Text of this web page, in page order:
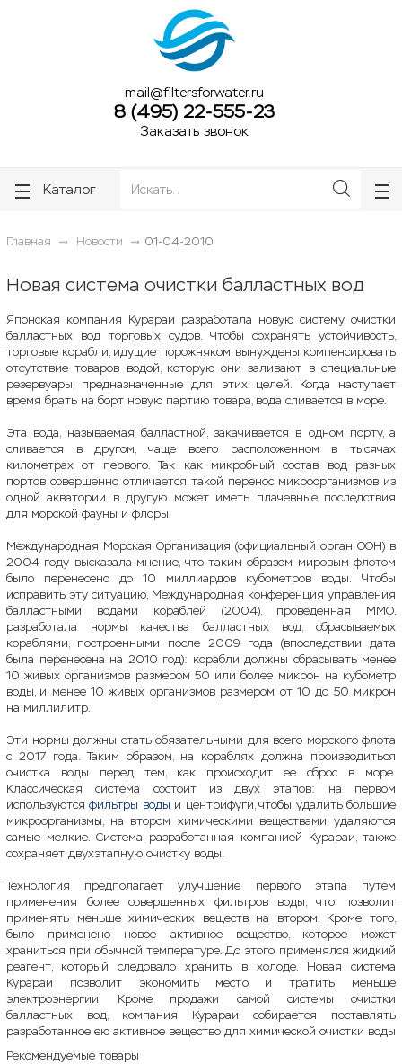
mail@filtersforwater.ru
8 (495) 22-555-23
Заказать звонок
Каталог
Главная Новости 01-04-2010
Новая система очистки балластных вод
Японская компания Курараи разработала новую систему очистки
балластных вод торговых судов. Чтобы сохранять устойчивость,
торговые корабли, идущие порожняком, вынуждены компенсировать
отсутствие товаров водой, которую они заливают в специальные
резервуары, предназначенные для этих целей. Когда наступает
время брать на борт новую партию товара, вода сливается в море.
Эта вода, называемая балластной, закачивается в одном порту, а
сливается в другом, чаще всего расположенном в тысячах
километрах от первого. Так как микробный состав вод разных
портов совершенно отличается, такой перенос микроорганизмов из
одной акватории в другую может иметь плачевные последствия
для морской фауны и флоры.
Международная Морская Организация (официальный орган ООН) в
2004 году высказала мнение, что таким образом мировым флотом
было перенесено до 10 миллиардов кубометров воды. Чтобы
исправить эту ситуацию, Международная конференция управления
балластными водами кораблей (2004), проведенная ММО,
разработала нормы качества балластных вод, сбрасываемых
кораблями, построенными после 2009 года (впоследствии дата
была перенесена на 2010 год): корабли должны сбрасывать менее
10 живых организмов размером 50 или более микрон на кубометр
воды, и менее 10 живых организмов размером от 10 до 50 микрон
на миллилитр.
Эти нормы должны стать обязательными для всего морского флота
с 2017 года. Таким образом, на кораблях должна производиться
очистка воды перед тем, как происходит ее сброс в море.
Классическая система состоит из двух этапов: на первом
используютсяфильтры воды и центрифуги, чтобы удалить большие
микроорганизмы, на втором химическими веществами удаляются
самые мелкие. Система, разработанная компанией Курараи, также
сохраняет двухэтапную очистку воды.
Технология предполагает улучшение первого этапа путем
применения более совершенных фильтров воды, что позволит
применять меньше химических веществ на втором. Кроме того,
было применено новое активное вещество, которое может
храниться при обычной температуре. До этого применялся жидкий
реагент, который следовало хранить в холоде. Новая система
Курараи позволит экономить место и тратить меньше
электроэнергии. Кроме продажи самой системы очистки
балластных вод, компания Курараи собирается поставлять
разработанное ею активное вещество для химической очистки воды
Рекомендуемые товары